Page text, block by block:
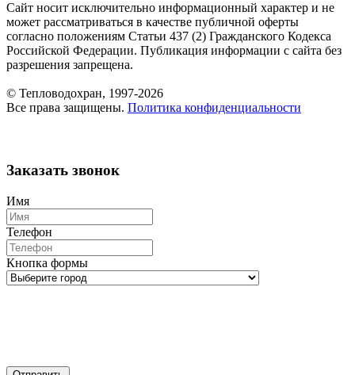
Сайт носит исключительно информационный характер и не
может рассматриваться в качестве публичной оферты
согласно положениям Статьи 437 (2) Гражданского Кодекса
Российской Федерации. Публикация информации с сайта без
разрешения запрещена.
© Тепловодохран, 1997-2026
Все права защищены. Политика конфиденциальности
Заказать звонок
Имя
Телефон
Кнопка формы